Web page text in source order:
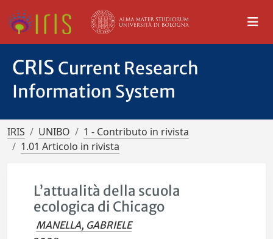
CRIS Current Research
Information System
IRIS UNIBO
1 - Contributo in rivista
1.01 Articolo in rivista
L’attualità della scuola
ecologica di Chicago
MANELLA, GABRIELE